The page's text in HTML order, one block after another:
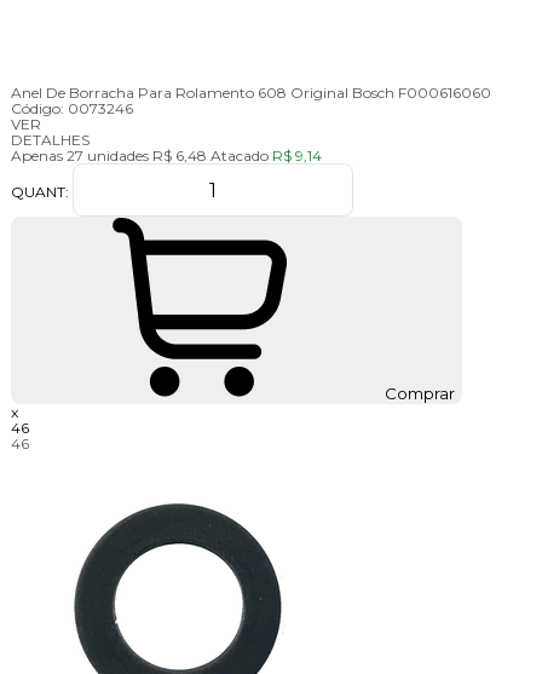
Anel De Borracha Para Rolamento 608 Original Bosch F000616060
Código: 0073246
VER
DETALHES
Apenas 27 unidades R$ 6,48 Atacado R$ 9,14
QUANT:
Comprar
x
46
46